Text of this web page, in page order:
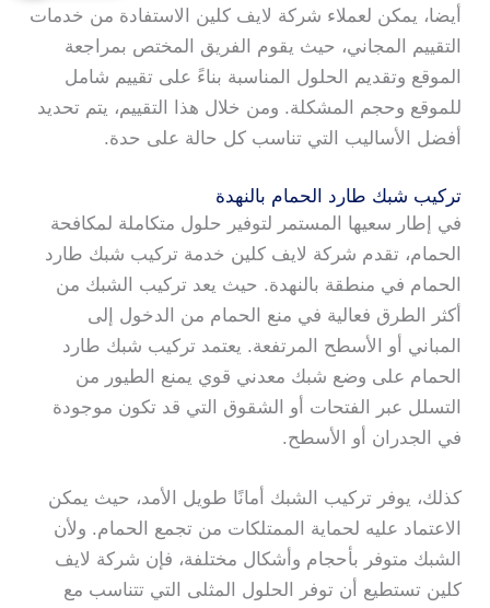
أيضا، يمكن لعملاء شركة لايف كلين الاستفادة من خدمات
التقييم المجاني، حيث يقوم الفريق المختص بمراجعة
الموقع وتقديم الحلول المناسبة بناءً على تقييم شامل
للموقع وحجم المشكلة. ومن خلال هذا التقييم، يتم تحديد
أفضل الأساليب التي تناسب كل حالة على حدة.
تركيب شبك طارد الحمام بالنهدة
في إطار سعيها المستمر لتوفير حلول متكاملة لمكافحة
الحمام، تقدم شركة لايف كلين خدمة تركيب شبك طارد
الحمام في منطقة بالنهدة. حيث يعد تركيب الشبك من
أكثر الطرق فعالية في منع الحمام من الدخول إلى
المباني أو الأسطح المرتفعة. يعتمد تركيب شبك طارد
الحمام على وضع شبك معدني قوي يمنع الطيور من
التسلل عبر الفتحات أو الشقوق التي قد تكون موجودة
في الجدران أو الأسطح.
كذلك، يوفر تركيب الشبك أمانًا طويل الأمد، حيث يمكن
الاعتماد عليه لحماية الممتلكات من تجمع الحمام. ولأن
الشبك متوفر بأحجام وأشكال مختلفة، فإن شركة لايف
كلين تستطيع أن توفر الحلول المثلى التي تتناسب مع